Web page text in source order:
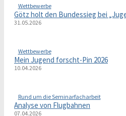
Wettbewerbe
Götz holt den Bundessieg bei
31.05.2026
Wettbewerbe
Mein Jugend forscht-Pin 2026
10.04.2026
Rund um die Seminarfacharbeit
Analyse von Flugbahnen
07.04.2026